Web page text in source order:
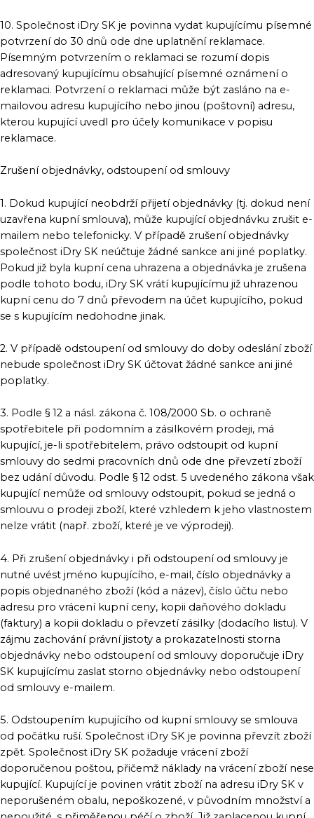
10. Společnost iDry SK je povinna vydat kupujícímu písemné
potvrzení do 30 dnů ode dne uplatnění reklamace.
Písemným potvrzením o reklamaci se rozumí dopis
adresovaný kupujícímu obsahující písemné oznámení o
reklamaci. Potvrzení o reklamaci může být zasláno na e-
mailovou adresu kupujícího nebo jinou (poštovní) adresu,
kterou kupující uvedl pro účely komunikace v popisu
reklamace.
Zrušení objednávky, odstoupení od smlouvy
1. Dokud kupující neobdrží přijetí objednávky (tj. dokud není
uzavřena kupní smlouva), může kupující objednávku zrušit e-
mailem nebo telefonicky. V případě zrušení objednávky
společnost iDry SK neúčtuje žádné sankce ani jiné poplatky.
Pokud již byla kupní cena uhrazena a objednávka je zrušena
podle tohoto bodu, iDry SK vrátí kupujícímu již uhrazenou
kupní cenu do 7 dnů převodem na účet kupujícího, pokud
se s kupujícím nedohodne jinak.
2. V případě odstoupení od smlouvy do doby odeslání zboží
nebude společnost iDry SK účtovat žádné sankce ani jiné
poplatky.
3. Podle § 12 a násl. zákona č. 108/2000 Sb. o ochraně
spotřebitele při podomním a zásilkovém prodeji, má
kupující, je-li spotřebitelem, právo odstoupit od kupní
smlouvy do sedmi pracovních dnů ode dne převzetí zboží
bez udání důvodu. Podle § 12 odst. 5 uvedeného zákona však
kupující nemůže od smlouvy odstoupit, pokud se jedná o
smlouvu o prodeji zboží, které vzhledem k jeho vlastnostem
nelze vrátit (např. zboží, které je ve výprodeji).
4. Při zrušení objednávky i při odstoupení od smlouvy je
nutné uvést jméno kupujícího, e-mail, číslo objednávky a
popis objednaného zboží (kód a název), číslo účtu nebo
adresu pro vrácení kupní ceny, kopii daňového dokladu
(faktury) a kopii dokladu o převzetí zásilky (dodacího listu). V
zájmu zachování právní jistoty a prokazatelnosti storna
objednávky nebo odstoupení od smlouvy doporučuje iDry
SK kupujícímu zaslat storno objednávky nebo odstoupení
od smlouvy e-mailem.
5. Odstoupením kupujícího od kupní smlouvy se smlouva
od počátku ruší. Společnost iDry SK je povinna převzít zboží
zpět. Společnost iDry SK požaduje vrácení zboží
doporučenou poštou, přičemž náklady na vrácení zboží nese
kupující. Kupující je povinen vrátit zboží na adresu iDry SK v
neporušeném obalu, nepoškozené, v původním množství a